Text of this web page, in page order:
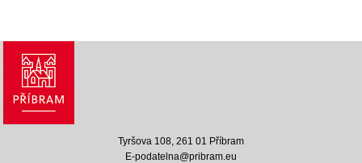
Tyršova 108, 261 01 Příbram
E-podatelna@pribram.eu